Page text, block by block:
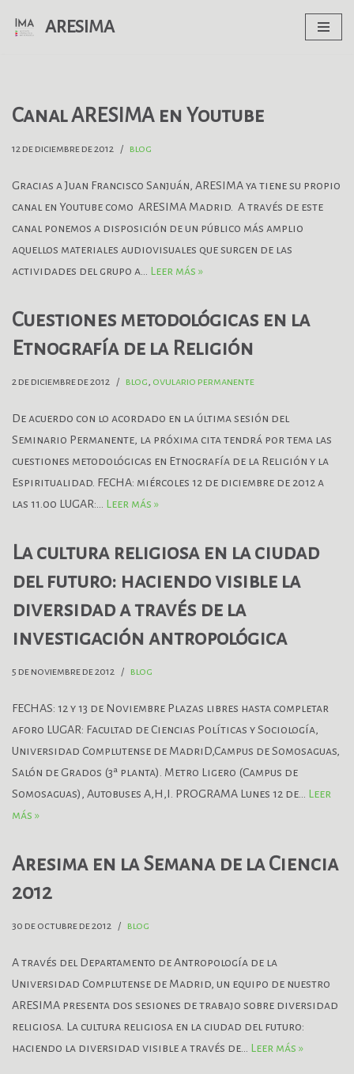
ARESIMA
Canal ARESIMA en Youtube
12 de diciembre de 2012 blog
Gracias a Juan Francisco Sanjuán, ARESIMA ya tiene su propio
canal en Youtube como ARESIMA Madrid. A través de este
canal ponemos a disposición de un público más amplio
aquellos materiales audiovisuales que surgen de las
actividades del grupo a… Leer más »
Cuestiones metodológicas en la
Etnografía de la Religión
2 de diciembre de 2012 blog, ovulario permanente
De acuerdo con lo acordado en la última sesión del
Seminario Permanente, la próxima cita tendrá por tema las
cuestiones metodológicas en Etnografía de la Religión y la
Espiritualidad. FECHA: miércoles 12 de diciembre de 2012 a
las 11.00 LUGAR:… Leer más »
La cultura religiosa en la ciudad
del futuro: haciendo visible la
diversidad a través de la
investigación antropológica
5 de noviembre de 2012 blog
FECHAS: 12 y 13 de Noviembre Plazas libres hasta completar
aforo LUGAR: Facultad de Ciencias Políticas y Sociología,
Universidad Complutense de MadriD,Campus de Somosaguas,
Salón de Grados (3ª planta). Metro Ligero (Campus de
Somosaguas), Autobuses A,H,I. PROGRAMA Lunes 12 de… Leer
más »
Aresima en la Semana de la Ciencia
2012
30 de octubre de 2012 blog
A través del Departamento de Antropología de la
Universidad Complutense de Madrid, un equipo de nuestro
ARESIMA presenta dos sesiones de trabajo sobre diversidad
religiosa. La cultura religiosa en la ciudad del futuro:
haciendo la diversidad visible a través de… Leer más »